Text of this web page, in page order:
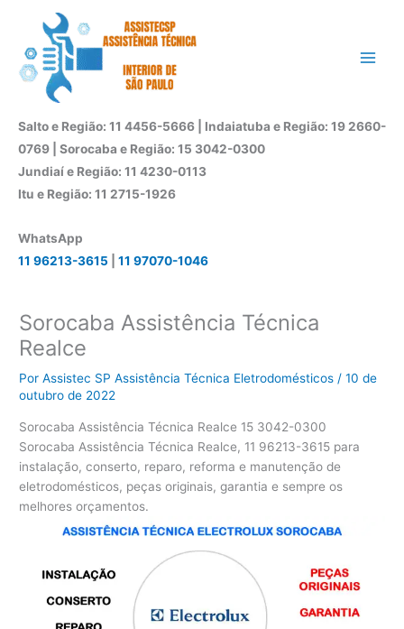
conteúdo
Salto e Região: 11 4456-5666 | Indaiatuba e Região: 19 2660-
0769 | Sorocaba e Região: 15 3042-0300
Jundiaí e Região: 11 4230-0113
Itu e Região: 11 2715-1926
WhatsApp
11 96213-3615
11 97070-1046
Sorocaba Assistência Técnica
Realce
PorAssistec SP Assistência Técnica Eletrodomésticos/10 de
outubro de 2022
Sorocaba Assistência Técnica Realce 15 3042-0300
Sorocaba Assistência Técnica Realce, 11 96213-3615 para
instalação, conserto, reparo, reforma e manutenção de
eletrodomésticos, peças originais, garantia e sempre os
melhores orçamentos.